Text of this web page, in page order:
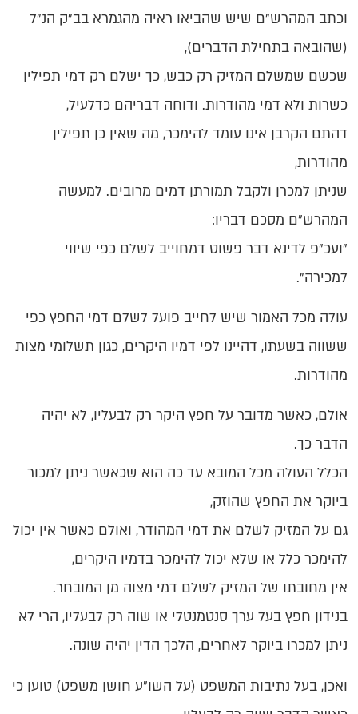
וכתב המהרש"ם שיש שהביאו ראיה מהגמרא בב"ק הנ"ל
(שהובאה בתחילת הדברים),
שכשם שמשלם המזיק רק כבש, כך ישלם רק דמי תפילין
כשרות ולא דמי מהודרות. ודוחה דבריהם כדלעיל,
דהתם הקרבן אינו עומד להימכר, מה שאין כן תפילין
מהודרות,
שניתן למכרן ולקבל תמורתן דמים מרובים. למעשה
המהרש"ם מסכם דבריו:
"ועכ"פ לדינא דבר פשוט דמחוייב לשלם כפי שיווי
למכירה".
עולה מכל האמור שיש לחייב פועל לשלם דמי החפץ כפי
ששווה בשעתו, דהיינו לפי דמיו היקרים, כגון תשלומי מצות
מהודרות.
אולם, כאשר מדובר על חפץ היקר רק לבעליו, לא יהיה
הדבר כך.
הכלל העולה מכל המובא עד כה הוא שכאשר ניתן למכור
ביוקר את החפץ שהוזק,
גם על המזיק לשלם את דמי המהודר, ואולם כאשר אין יכול
להימכר כלל או שלא יכול להימכר בדמיו היקרים,
אין מחובתו של המזיק לשלם דמי מצוה מן המובחר.
בנידון חפץ בעל ערך סנטמנטלי או שוה רק לבעליו, הרי לא
ניתן למכרו ביוקר לאחרים, הלכך הדין יהיה שונה.
ואכן, בעל נתיבות המשפט (על השו"ע חושן משפט) טוען כי